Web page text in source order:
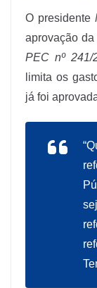
O presidente
aprovação
PEC nº 241/
limita os
já foi